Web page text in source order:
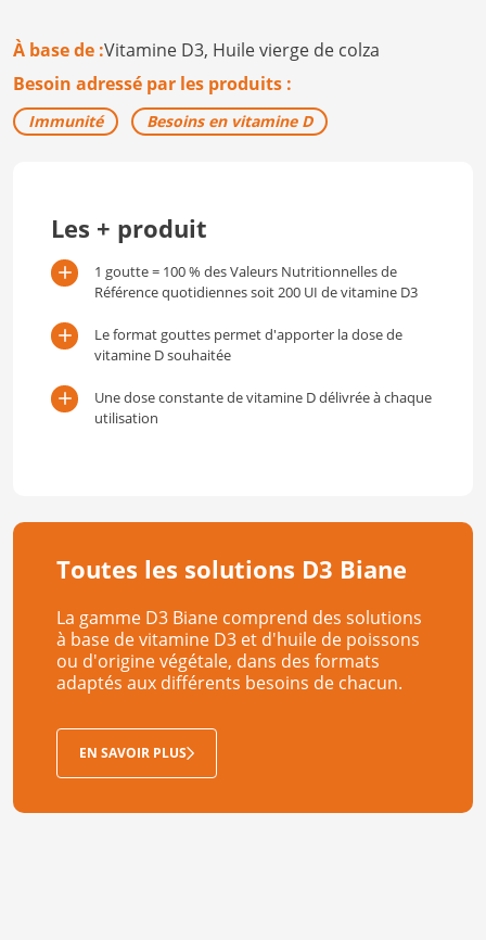
À base de :Vitamine D3, Huile vierge de colza
Besoin adressé par les produits :
Immunité Besoins en vitamine D
Les + produit
1 goutte = 100 % des Valeurs Nutritionnelles de
Référence quotidiennes soit 200 UI de vitamine D3
Le format gouttes permet d'apporter la dose de
vitamine D souhaitée
Une dose constante de vitamine D délivrée à chaque
utilisation
Toutes les solutions D3 Biane
La gamme D3 Biane comprend des solutions
à base de vitamine D3 et d'huile de poissons
ou d'origine végétale, dans des formats
adaptés aux différents besoins de chacun.
EN SAVOIR PLUS